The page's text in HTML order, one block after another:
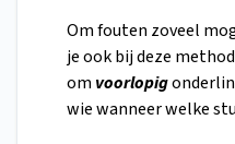
Om fouten zoveel
je ook bij deze
om voorlopig
wie wanneer welke